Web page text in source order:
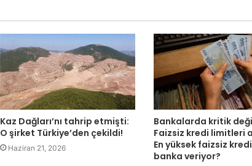
Kaz Dağları’nı tahrip etmişti:
O şirket Türkiye’den çekildi!
Haziran 21, 2026
Bankalarda kritik
Faizsiz kredi limitleri
En yüksek faizsiz
banka veriyor?